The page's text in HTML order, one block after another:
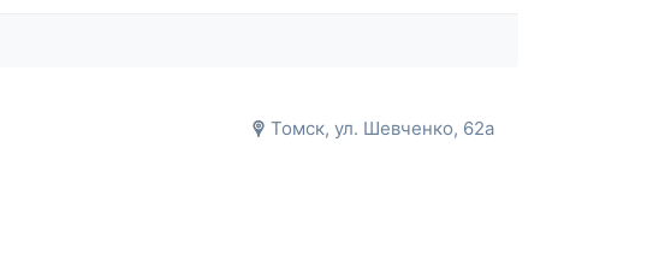
Томск, ул. Шевченко, 62а